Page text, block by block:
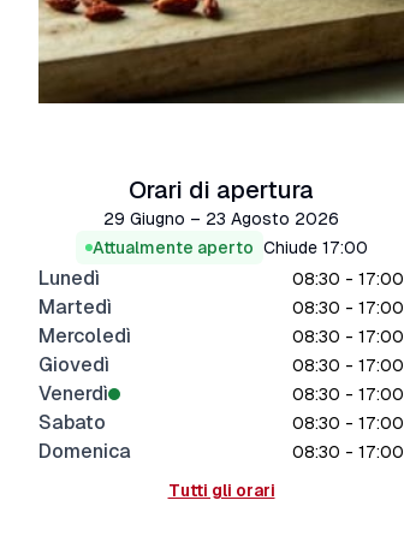
Orari di apertura
29 Giugno – 23 Agosto 2026
Attualmente aperto Chiude 17:00
Lunedì 08:30 - 17:00
Martedì 08:30 - 17:00
Mercoledì 08:30 - 17:00
Giovedì 08:30 - 17:00
Venerdì 08:30 - 17:00
Sabato 08:30 - 17:00
Domenica
08:30 - 17:00
Tutti gli orari